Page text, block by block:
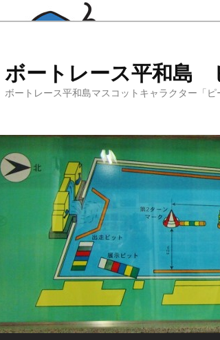
ボートレース平和島
ボートレース平和島マスコットキャラクター「ピ